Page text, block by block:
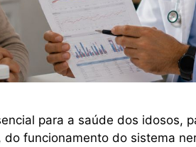
para a saúde dos idosos,
funcionamento do sistema